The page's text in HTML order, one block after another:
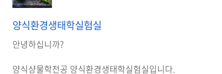
양식환경생태학실험실
안녕하십니까?
양식샹물학전공 양식환경생태학실험실입니다.